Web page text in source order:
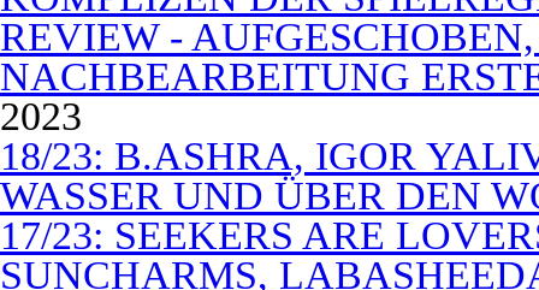
REVIEW -
NACHBEARBEITUNG
2023
18/23: B.ASHRA, IGOR
WASSER UND ÜBER DEN
17/23: SEEKERS ARE
SUNCHARMS,